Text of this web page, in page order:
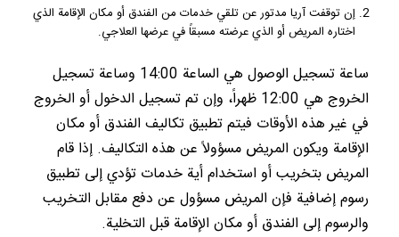
إن توقفت آريا مدتور عن تلقي خدمات من الفندق أو مكان الإقامة الذي
اختاره المريض أو الذي عرضته مسبقاً في عرضها العلاجي.
ساعة تسجيل الوصول هي الساعة 14:00 وساعة تسجيل
الخروج هي 12:00 ظهراً، وإن تم تسجيل الدخول أو الخروج
في غير هذه الأوقات فيتم تطبيق تكاليف الفندق أو مكان
الإقامة ويكون المريض مسؤولاً عن هذه التكاليف. إذا قام
المريض بتخريب أو استخدام أية خدمات تؤدي إلى تطبيق
رسوم إضافية فإن المريض مسؤول عن دفع مقابل التخريب
والرسوم إلى الفندق أو مكان الإقامة قبل التخلية.